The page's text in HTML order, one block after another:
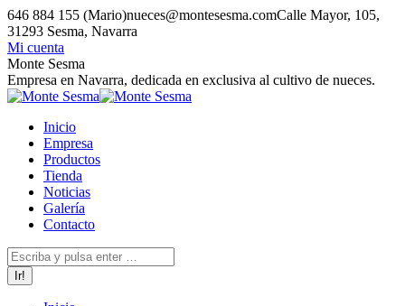
Saltar
al
contenido
646 884 155 (Mario)nueces@montesesma.comCalle Mayor, 105,
31293 Sesma, Navarra
Mi cuenta
Facebook
page
opens
new
window
Instagram
page
opens
new
window
Monte Sesma
Empresa en Navarra, dedicada en exclusiva al cultivo de nueces.
Inicio
Empresa
Productos
Tienda
Noticias
Galería
Contacto
Buscar: